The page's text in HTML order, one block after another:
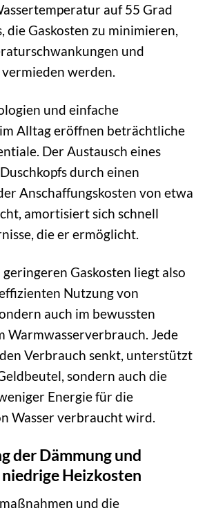
auf 55 Grad
die Gaskosten zu minimieren,
und
werden.
und einfache
Alltag eröffnen beträchtliche
Der Austausch eines
durch einen
Anschaffungskosten von etwa
amortisiert sich schnell
die er ermöglicht.
geringeren Gaskosten liegt also
Nutzung von
auch im bewussten
Warmwasserverbrauch. Jede
Verbrauch senkt, unterstützt
sondern auch die
Energie für die
Wasser verbraucht wird.
der Dämmung und
Heizkosten
und die